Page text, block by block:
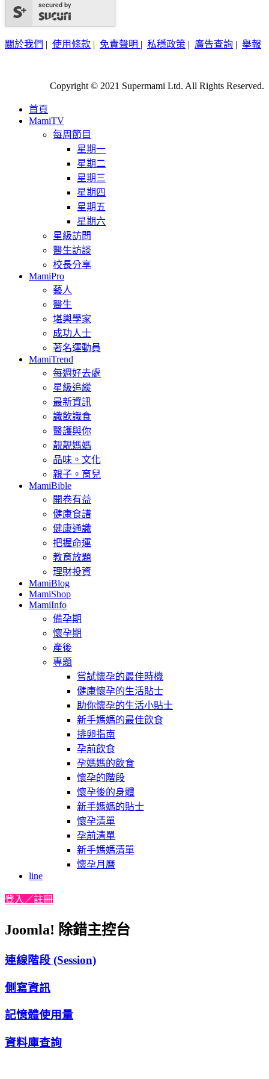
secured by
關於我們 | 使用條款 | 免責聲明 | 私穩政策 | 廣告查詢 | 舉報
Copyright © 2021 Supermami Ltd. All Rights Reserved.
首頁
MamiTV
每周節目
星期一
星期二
星期三
星期四
星期五
星期六
星級訪問
醫生訪談
校長分享
MamiPro
藝人
醫生
堪輿學家
成功人士
著名運動員
MamiTrend
每週好去處
星級追縱
最新資訊
識飲識食
醫護與你
靚靚媽媽
品味。文化
親子。育兒
MamiBible
開卷有益
健康食譜
健康通識
把握命運
教育放題
理財投資
MamiBlog
MamiShop
MamiInfo
備孕期
懷孕期
產後
專題
嘗試懷孕的最佳時機
健康懷孕的生活貼士
助你懷孕的生活小貼士
新手媽媽的最佳飲食
排卵指南
孕前飲食
孕媽媽的飲食
懷孕的階段
懷孕後的身體
新手媽媽的貼士
懷孕清單
孕前清單
新手媽媽清單
懷孕月曆
line
登入／註冊
Joomla! 除錯主控台
連線階段 (Session)
側寫資訊
記憶體使用量
資料庫查詢